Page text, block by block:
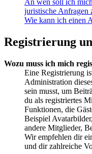
juristische Anfragen
Wie kann ich einen
Registrierung
Wozu muss ich mich
Eine Registrierung
Administration
sein musst, um
du als registriertes
Funktionen, die
Beispiel
andere Mitglieder,
Wir empfehlen dir
und dir zahlreiche